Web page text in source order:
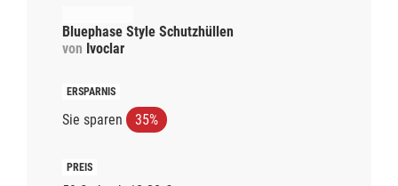
Bluephase Style Schutzhüllen
von Ivoclar
Sie sparen 35%